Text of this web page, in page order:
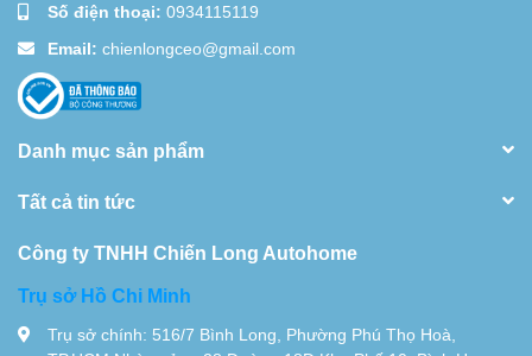
Số điện thoại: 0934115119
Email: chienlongceo@gmail.com
Danh mục sản phẩm
Tất cả tin tức
Công ty TNHH Chiến Long Autohome
Trụ sở Hồ Chi Minh
Trụ sở chính: 516/7 Bình Long, Phường Phú Thọ Hoà,